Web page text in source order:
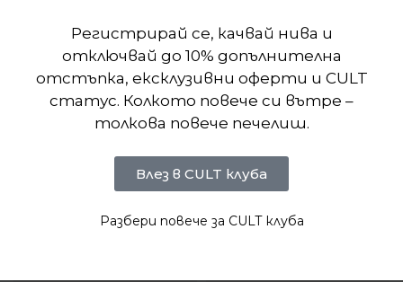
Регистрирай се, качвай нива и
отключвай до 10% допълнителна
отстъпка, ексклузивни оферти и CULT
статус. Колкото повече си вътре –
толкова повече печелиш.
Влез в CULT клуба
Разбери повече за CULT клуба